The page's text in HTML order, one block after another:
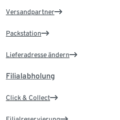
Versandpartner
Packstation
Lieferadresse ändern
Filialabholung
Click & Collect